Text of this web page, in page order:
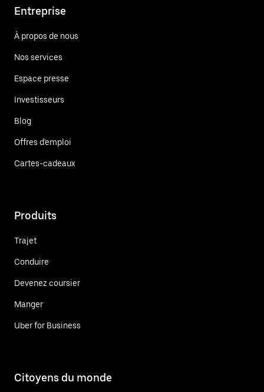
Entreprise
À propos de nous
Nos services
Espace presse
Investisseurs
Blog
Offres d'emploi
Cartes-cadeaux
Produits
Trajet
Conduire
Devenez coursier
Manger
Uber for Business
Citoyens du monde